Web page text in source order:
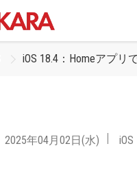
iOS 18.4：Homeアプ
2025年04月02日(水) iOS